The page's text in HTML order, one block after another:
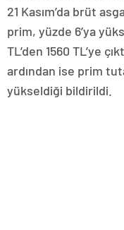
21 Kasım’da brüt
prim, yüzde 6’ya
TL’den 1560 TL’ye
ardından ise prim
yükseldiği bildirildi.